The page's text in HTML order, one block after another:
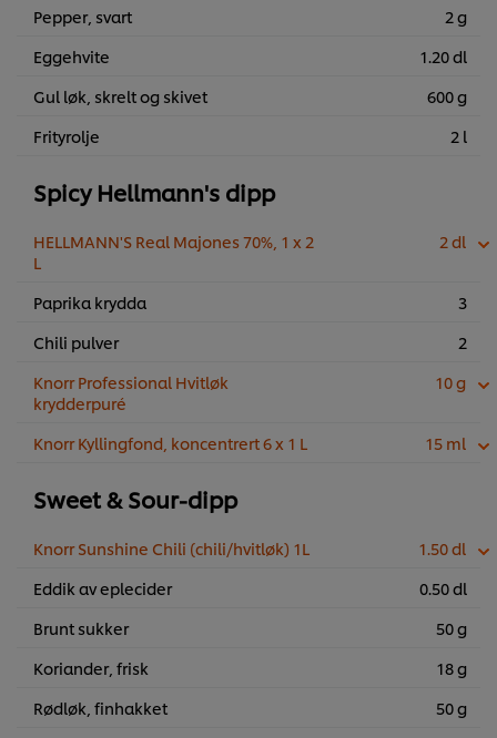
Pepper, svart
2 g
Eggehvite
1.20 dl
Gul løk, skrelt og skivet
600 g
Frityrolje
2 l
Spicy Hellmann's dipp
HELLMANN'S Real Majones 70%, 1 x 2
L
2 dl
Paprika krydda
3
Chili pulver
2
Knorr Professional Hvitløk
krydderpuré
10 g
Knorr Kyllingfond, koncentrert 6 x 1 L 15 ml
Sweet & Sour-dipp
Knorr Sunshine Chili (chili/hvitløk) 1L
1.50 dl
Eddik av eplecider
0.50 dl
Brunt sukker
50 g
Koriander, frisk
18 g
Rødløk, finhakket
50 g